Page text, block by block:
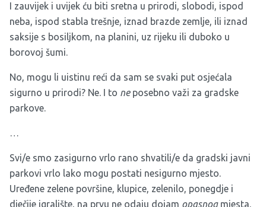
I zauvijek i uvijek ću biti sretna u prirodi, slobodi, ispod
neba, ispod stabla trešnje, iznad brazde zemlje, ili iznad
saksije s bosiljkom, na planini, uz rijeku ili duboko u
borovoj šumi.
No, mogu li uistinu reći da sam se svaki put osjećala
sigurno u prirodi? Ne. I to neposebno važi za gradske
parkove.
…
Svi/e smo zasigurno vrlo rano shvatili/e da gradski javni
parkovi vrlo lako mogu postati nesigurno mjesto.
Uređene zelene površine, klupice, zelenilo, ponegdje i
dječije igralište, na prvu ne odaju dojam opasnog mjesta.